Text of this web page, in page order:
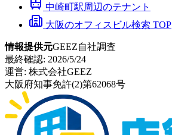
中崎町駅周辺のテナント
大阪のオフィスビル検索 TOP
情報提供元GEEZ自社調査
最終確認: 2026/5/24
運営: 株式会社GEEZ
大阪府知事免許(2)第62068号